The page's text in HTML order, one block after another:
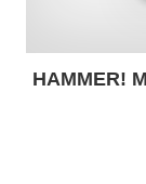
HAMMER!